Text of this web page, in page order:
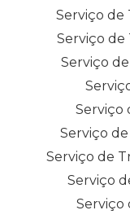
Serviço de
Serviço de
Serviço
Serviço
Serviço
Serviço de
Serviço
Serviço